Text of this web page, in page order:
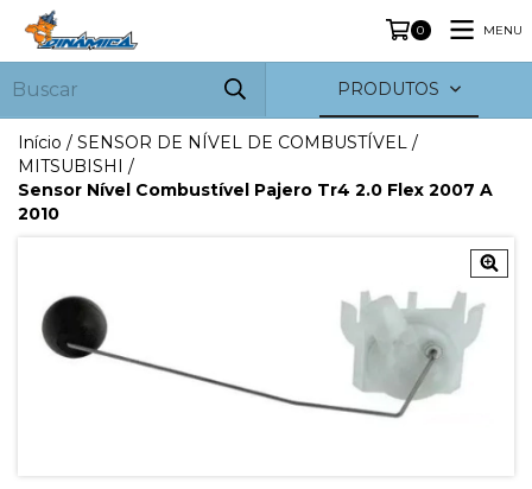
0 MENU
PRODUTOS
Início / SENSOR DE NÍVEL DE COMBUSTÍVEL /
MITSUBISHI /
Sensor Nível Combustível Pajero Tr4 2.0 Flex 2007 A
2010